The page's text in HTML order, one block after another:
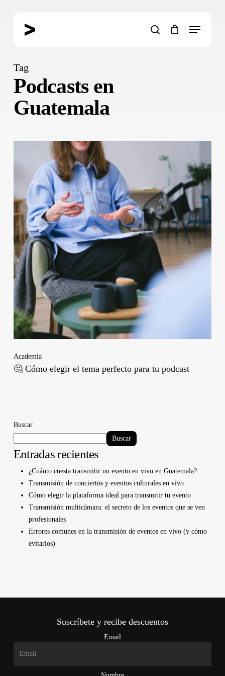
search
Menu
Tag
Podcasts en
Guatemala
Academia
🤔 Cómo elegir el tema perfecto para tu podcast
Buscar
Buscar
Entradas recientes
¿Cuánto cuesta transmitir un evento en vivo en Guatemala?
Transmisión de conciertos y eventos culturales en vivo
Cómo elegir la plataforma ideal para transmitir tu evento
Transmisión multicámara: el secreto de los eventos que se ven
profesionales
Errores comunes en la transmisión de eventos en vivo (y cómo
evitarlos)
Suscríbete y recibe descuentos
Email